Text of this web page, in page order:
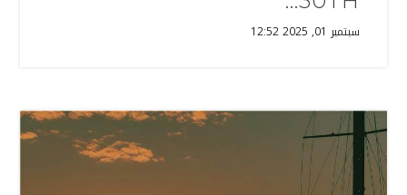
سبتمبر 01, 2025 12:52